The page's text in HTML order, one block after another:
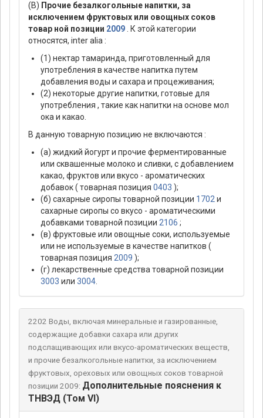
(В) Прочие безалкогольные напитки, за
исключением фруктовых или овощных соков
товар ной позиции 2009 . К этой категории
относятся, inter alia :
(1) нектар тамаринда, приготовленный для
употребления в качестве напитка путем
добавления воды и сахара и процеживания;
(2) некоторые другие напитки, готовые для
употребления , такие как напитки на основе мол
ока и какао.
В данную товарную позицию не включаются :
(а) жидкий йогурт и прочие ферментированные
или сквашенные молоко и сливки, с добавлением
какао, фруктов или вкусо - ароматических
добавок ( товарная позиция 0403 );
(б) сахарные сиропы товарной позиции 1702 и
сахарные сиропы со вкусо - ароматическими
добавками товарной позиции 2106 ;
(в) фруктовые или овощные соки, используемые
или не используемые в качестве напитков (
товарная позиция 2009 );
(г) лекарственные средства товарной позиции
3003 или 3004
2202 Воды, включая минеральные и газированные,
содержащие добавки сахара или других
подслащивающих или вкусо-ароматических веществ,
и прочие безалкогольные напитки, за исключением
фруктовых, ореховых или овощных соков товарной
позиции 2009: Дополнительные пояснения к
ТНВЭД (Том VI)